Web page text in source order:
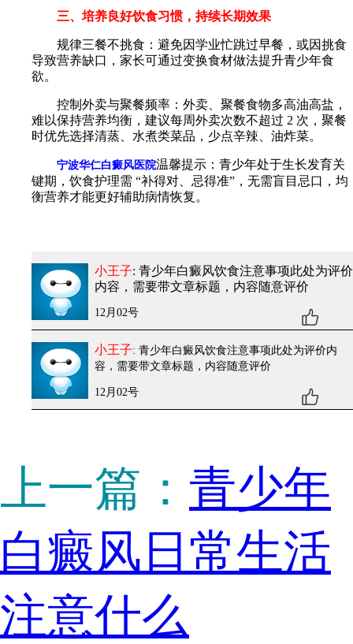
三、培养良好饮食习惯，持续长期效果
规律三餐不挑食：避免因学业忙跳过早餐，或因挑食
导致营养缺口，家长可通过变换食材做法提升青少年食
欲。
控制外卖与聚餐频率：外卖、聚餐食物多高油高盐，
难以保持营养均衡，建议每周外卖次数不超过 2 次，聚餐
时优先选择清蒸、水煮类菜品，少点辛辣、油炸菜。
宁波华仁白癜风医院温馨提示：青少年处于生长发育关
键期，饮食护理需 “补得对、忌得准”，无需盲目忌口，均
衡营养才能更好辅助病情恢复。
小王子: 青少年白癜风饮食注意事项此处为评价
内容，需要带文章标题，内容随意评价
12月02号
小王子: 青少年白癜风饮食注意事项此处为评价内
容，需要带文章标题，内容随意评价
12月02号
上一篇： 青少年
白癜风日常生活
注意什么